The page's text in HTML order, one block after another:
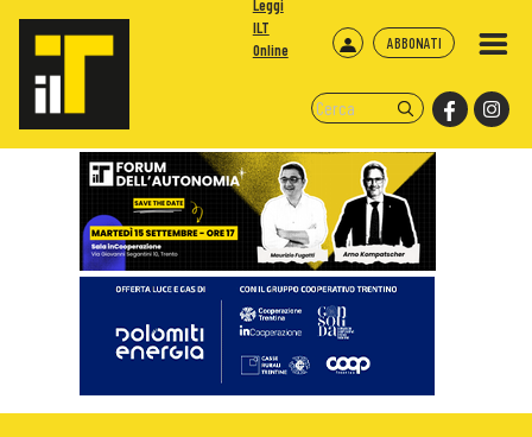
ABBONATI
Leggi
ILT
Online